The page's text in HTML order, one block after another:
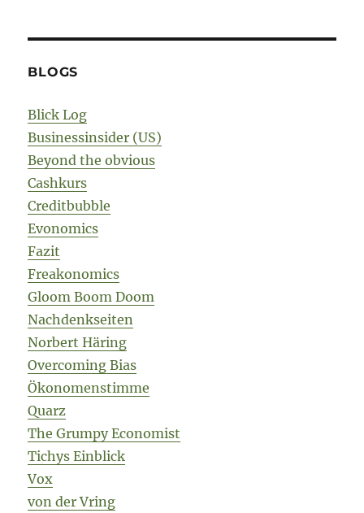
BLOGS
Blick Log
Businessinsider (US)
Beyond the obvious
Cashkurs
Creditbubble
Evonomics
Fazit
Freakonomics
Gloom Boom Doom
Nachdenkseiten
Norbert Häring
Overcoming Bias
Ökonomenstimme
Quarz
The Grumpy Economist
Tichys Einblick
Vox
von der Vring